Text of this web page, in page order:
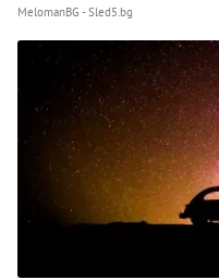
MelomanBG - Sled5.bg